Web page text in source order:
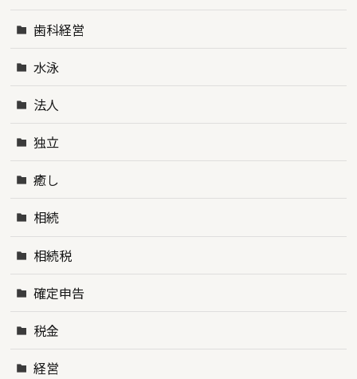
歯科経営
水泳
法人
独立
癒し
相続
相続税
確定申告
税金
経営